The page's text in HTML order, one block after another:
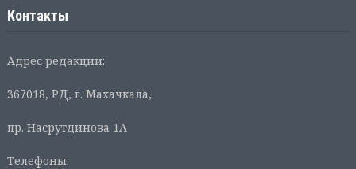
Контакты
Адрес редакции:
367018, РД, г. Махачкала,
пр. Насрутдинова 1А
Телефоны: